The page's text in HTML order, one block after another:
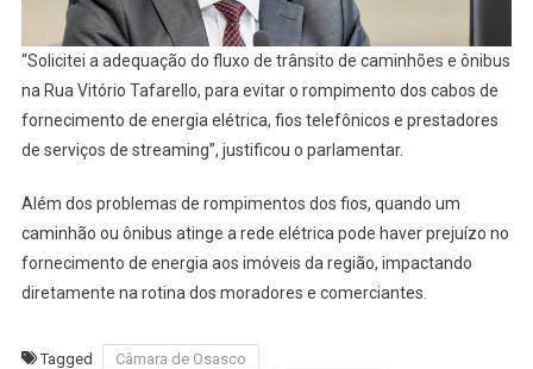
“Solicitei a adequação do fluxo de trânsito de caminhões e ônibus
na Rua Vitório Tafarello, para evitar o rompimento dos cabos de
fornecimento de energia elétrica, fios telefônicos e prestadores
de serviços de streaming”, justificou o parlamentar.
Além dos problemas de rompimentos dos fios, quando um
caminhão ou ônibus atinge a rede elétrica pode haver prejuízo no
fornecimento de energia aos imóveis da região, impactando
diretamente na rotina dos moradores e comerciantes.
Tagged
Câmara de Osasco